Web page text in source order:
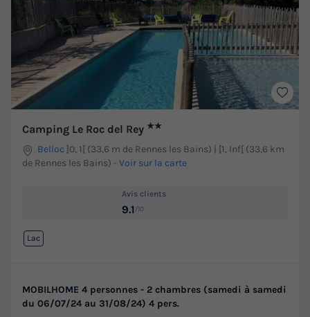
Camping Le Roc del Rey ★★
Belloc]0, 1[ (33,6 m de Rennes les Bains) | [1, Inf[ (33,6 km
de Rennes les Bains) - Voir sur la carte
Avis clients
9.1 /10
Lac
MOBILHOME 4 personnes - 2 chambres (samedi à samedi
du 06/07/24 au 31/08/24) 4 pers.